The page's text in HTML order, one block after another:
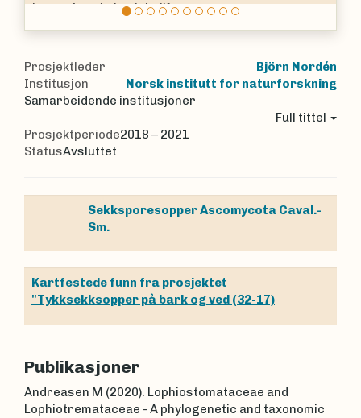
LavenPtychographa xylographoides.
Prosjektleder
Björn Nordén
Institusjon
Norsk institutt for naturforskning
Samarbeidende institusjoner
Full tittel
Prosjektperiode2018 – 2021
StatusAvsluttet
SekksporesopperAscomycota Caval.-
Sm.
Kartfestede funn fra prosjektet
"Tykksekksopper på bark og ved (32-17)
Publikasjoner
Andreasen M (2020). Lophiostomataceae and
Lophiotremataceae - A phylogenetic and taxonomic